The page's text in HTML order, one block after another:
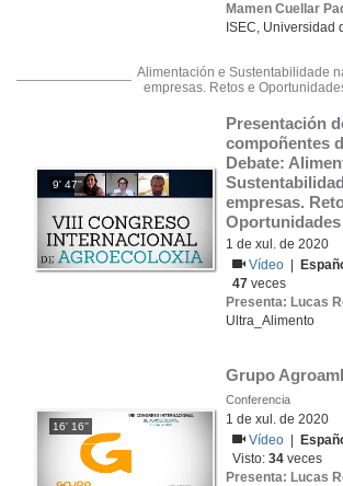
Mamen Cuellar
ISEC, Universidad
Alimentación e Sustentabilidade
empresas. Retos e
9' 47''
Presentación
compoñentes
Debate:
empresas.
Oportunidades
1 de xul. de 2020
Vídeo
47 veces
Presenta: Lucas
Ultra_Alimento
16' 16''
Grupo
Conferencia
1 de xul. de 2020
Vídeo
Visto:34 veces
Presenta: Lucas